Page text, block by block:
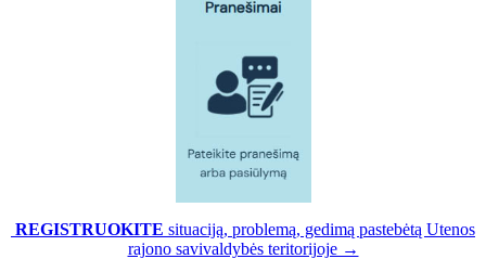
REGISTRUOKITE situaciją, problemą, gedimą pastebėtą Utenos
rajono savivaldybės teritorijoje →